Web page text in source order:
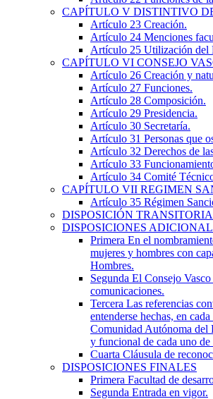
CAPÍTULO V DISTINTIVO
Artículo 23 Creación.
Artículo 24 Menciones
Artículo 25 Utilización del
CAPÍTULO VI CONSEJO
Artículo 26 Creación y
Artículo 27 Funciones.
Artículo 28 Composición.
Artículo 29 Presidencia.
Artículo 30 Secretaría.
Artículo 31 Personas que
Artículo 32 Derechos de
Artículo 33
Artículo 34 Comité
CAPÍTULO VII REGIMEN
Artículo 35 Régimen
DISPOSICIÓN TRANSITORIA
DISPOSICIONES
Primera En el
mujeres y hombres con
Hombres.
Segunda El Consejo
comunicaciones.
Tercera Las referencias
entenderse hechas, en
Comunidad Autónoma del
y funcional de cada uno de
Cuarta Cláusula de
DISPOSICIONES FINALES
Primera Facultad de
Segunda Entrada en vigor.